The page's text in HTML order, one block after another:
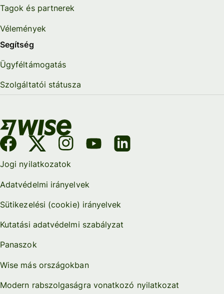
Tagok és partnerek
Vélemények
Segítség
Ügyféltámogatás
Szolgáltatói státusza
Jogi nyilatkozatok
Adatvédelmi irányelvek
Sütikezelési (cookie) irányelvek
Kutatási adatvédelmi szabályzat
Panaszok
Wise más országokban
Modern rabszolgaságra vonatkozó nyilatkozat